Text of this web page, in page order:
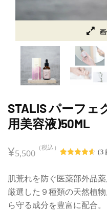
STALIS パーフ
用美容液)50ML
¥5,500
（税込）
いて 5 点
満点中
4.67 と評
価されま
した
(3
肌荒れを防ぐ医薬部外品
厳選した９種類の天然植
ら守る成分を豊富に配合。